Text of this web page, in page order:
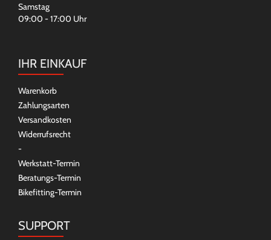
Samstag
09:00 - 17:00 Uhr
IHR EINKAUF
Warenkorb
Zahlungsarten
Versandkosten
Widerrufsrecht
-
Werkstatt-Termin
Beratungs-Termin
Bikefitting-Termin
SUPPORT